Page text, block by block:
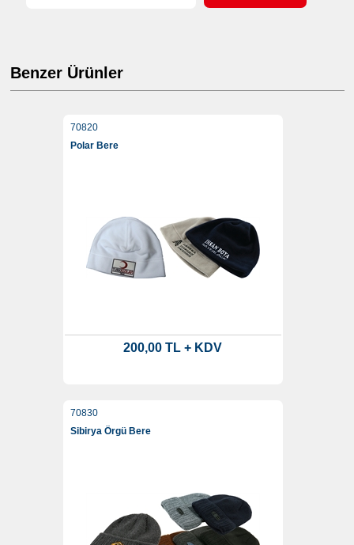
Benzer Ürünler
70820
Polar Bere
200,00 TL + KDV
70830
Sibirya Örgü Bere